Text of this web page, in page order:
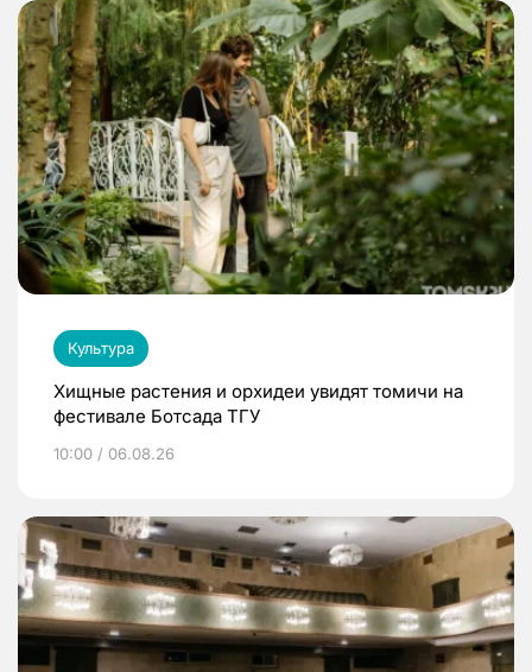
Культура
Хищные растения и орхидеи увидят томичи на
фестивале Ботсада ТГУ
10:00 / 06.08.26